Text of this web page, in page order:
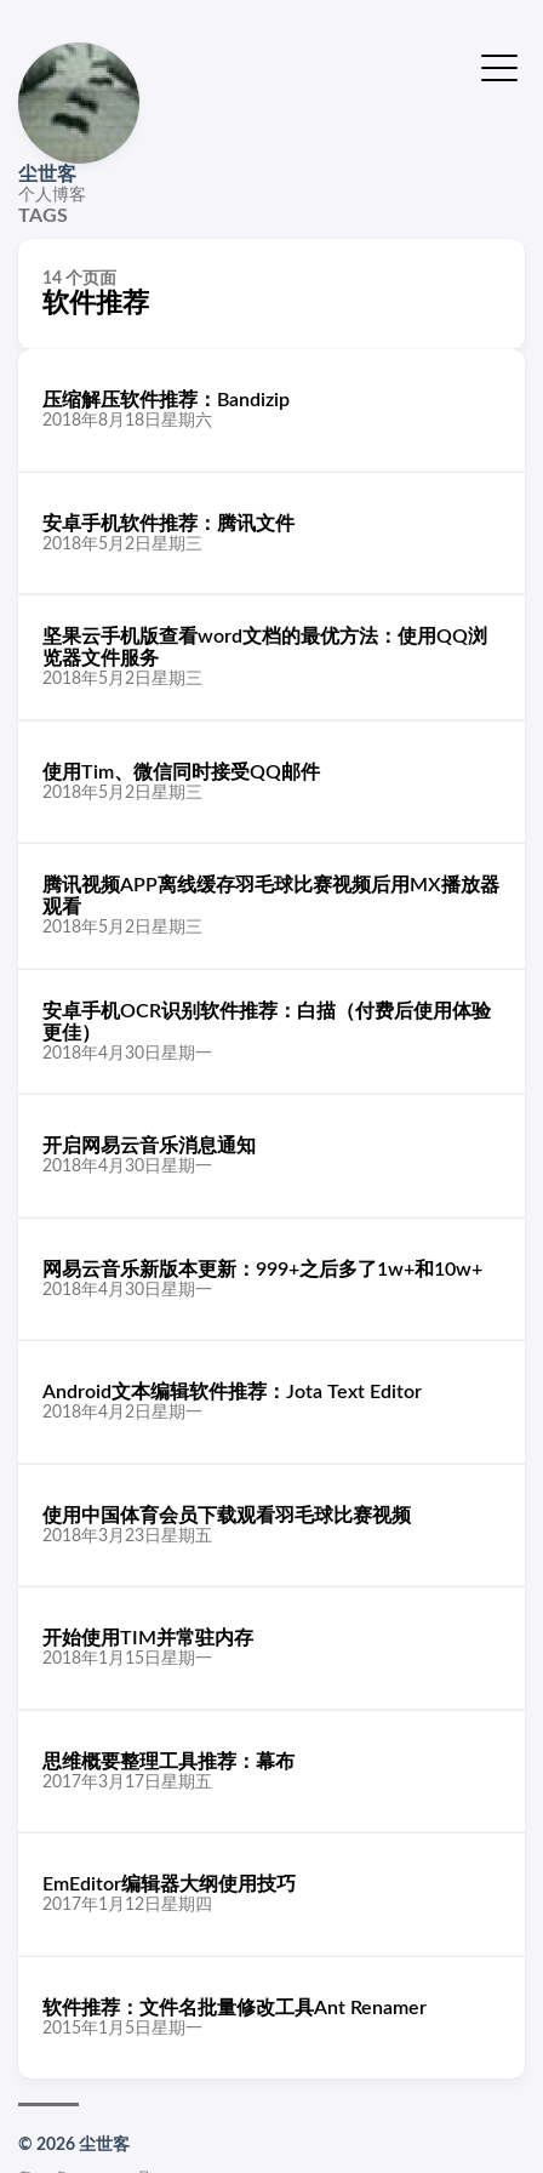
尘世客
个人博客
TAGS
14 个页面
软件推荐
压缩解压软件推荐：Bandizip
2018年8月18日星期六
安卓手机软件推荐：腾讯文件
2018年5月2日星期三
坚果云手机版查看word文档的最优方法：使用QQ浏
览器文件服务
2018年5月2日星期三
使用Tim、微信同时接受QQ邮件
2018年5月2日星期三
腾讯视频APP离线缓存羽毛球比赛视频后用MX播放器
观看
2018年5月2日星期三
安卓手机OCR识别软件推荐：白描（付费后使用体验
更佳）
2018年4月30日星期一
开启网易云音乐消息通知
2018年4月30日星期一
网易云音乐新版本更新：999+之后多了1w+和10w+
2018年4月30日星期一
Android文本编辑软件推荐：Jota Text Editor
2018年4月2日星期一
使用中国体育会员下载观看羽毛球比赛视频
2018年3月23日星期五
开始使用TIM并常驻内存
2018年1月15日星期一
思维概要整理工具推荐：幕布
2017年3月17日星期五
EmEditor编辑器大纲使用技巧
2017年1月12日星期四
软件推荐：文件名批量修改工具Ant Renamer
2015年1月5日星期一
© 2026 尘世客